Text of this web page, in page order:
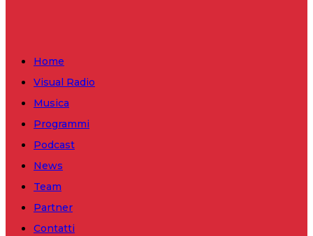
Home
Visual Radio
Musica
Programmi
Podcast
News
Team
Partner
Contatti